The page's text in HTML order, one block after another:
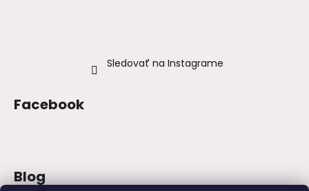
Sledovať na Instagrame
Facebook
Blog